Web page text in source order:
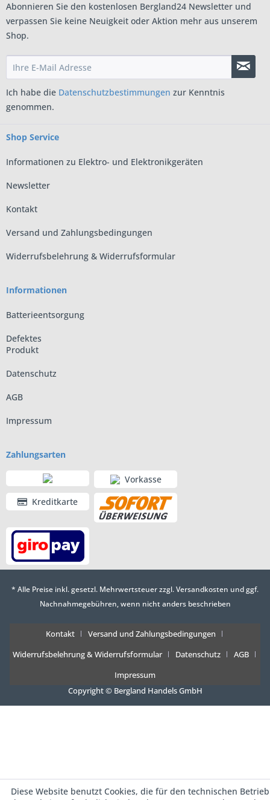
Abonnieren Sie den kostenlosen Bergland24 Newsletter und
verpassen Sie keine Neuigkeit oder Aktion mehr aus unserem
Shop.
Ich habe die Datenschutzbestimmungen zur Kenntnis
genommen.
Shop Service
Informationen zu Elektro- und Elektronikgeräten
Newsletter
Kontakt
Versand und Zahlungsbedingungen
Widerrufsbelehrung & Widerrufsformular
Informationen
Batterieentsorgung
Defektes
Produkt
Datenschutz
AGB
Impressum
Zahlungsarten
Vorkasse
Kreditkarte
* Alle Preise inkl. gesetzl. Mehrwertsteuer zzgl.Versandkosten und ggf.
Nachnahmegebühren, wenn nicht anders beschrieben
Kontakt
Versand und Zahlungsbedingungen
Widerrufsbelehrung & Widerrufsformular
Datenschutz
AGB
Impressum
Copyright © Bergland Handels GmbH
Diese Website benutzt Cookies, die für den technischen Betrieb